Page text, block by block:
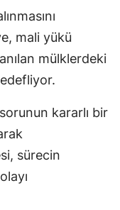
mali yükü
mülklerdeki
kararlı bir
sürecin